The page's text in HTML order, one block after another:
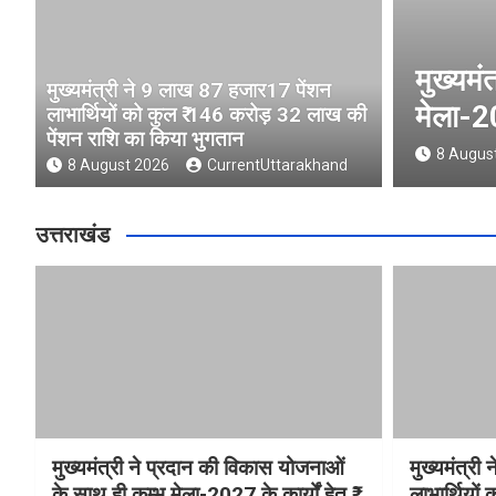
मुख्यमंत्री ने 9 लाख 87 हजार17 पेंशन
लाभार्थियों को कुल ₹ 146 करोड़ 32 लाख की
पेंशन राशि का किया भुगतान
8 August 2026 CurrentUttarakhand
योजनाओं के साथ ही कुम्भ
80.96 करोड़ की वित्तीय स्वीकृति।
8
उत्तराखंड
मुख्यमंत्री ने प्रदान की विकास योजनाओं
मुख्यमंत्री